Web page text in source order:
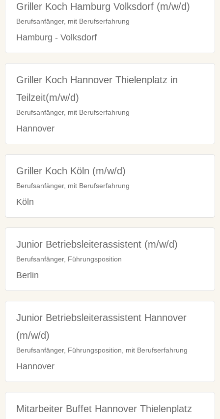
Griller Koch Hamburg Volksdorf (m/w/d)
Berufsanfänger, mit Berufserfahrung
Hamburg - Volksdorf
Griller Koch Hannover Thielenplatz in
Teilzeit(m/w/d)
Berufsanfänger, mit Berufserfahrung
Hannover
Griller Koch Köln (m/w/d)
Berufsanfänger, mit Berufserfahrung
Köln
Junior Betriebsleiterassistent (m/w/d)
Berufsanfänger, Führungsposition
Berlin
Junior Betriebsleiterassistent Hannover
(m/w/d)
Berufsanfänger, Führungsposition, mit Berufserfahrung
Hannover
Mitarbeiter Buffet Hannover Thielenplatz